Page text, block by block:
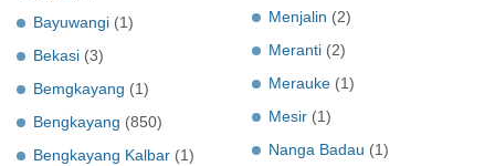
Bayuwangi (1)
Bekasi (3)
Bemgkayang (1)
Bengkayang (850)
Bengkayang Kalbar (1)
Menjalin (2)
Meranti (2)
Merauke (1)
Mesir (1)
Nanga Badau (1)